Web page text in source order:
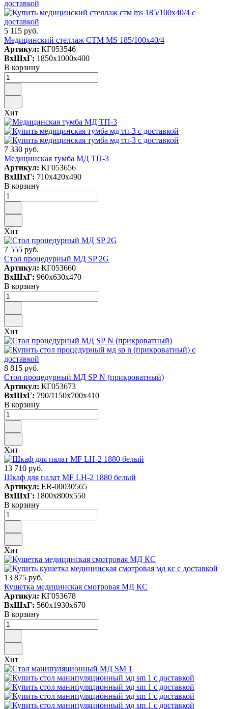
5 115 руб.
Медицинский стеллаж СТМ MS 185/100х40/4
Артикул: КГ053546
ВxШxГ: 1850x1000x400
В корзину
Хит
7 330 руб.
Медицинская тумба МД ТП-3
Артикул: КГ053656
ВxШxГ: 710x420x490
В корзину
Хит
7 555 руб.
Стол процедурный МД SP 2G
Артикул: КГ053660
ВxШxГ: 960x630x470
В корзину
Хит
8 815 руб.
Стол процедурный МД SP N (прикроватный)
Артикул: КГ053673
ВxШxГ: 790/1150x700x410
В корзину
Хит
13 710 руб.
Шкаф для палат MF LH-2 1880 белый
Артикул: ER-00030565
ВxШxГ: 1800x800x550
В корзину
Хит
13 875 руб.
Кушетка медицинская смотровая МД КС
Артикул: КГ053678
ВxШxГ: 560x1930x670
В корзину
Хит